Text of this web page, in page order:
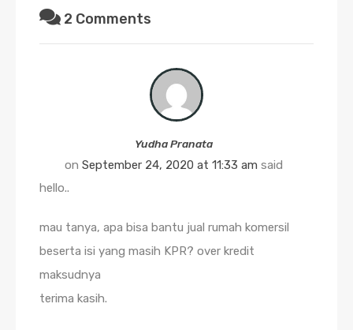
2 Comments
Yudha Pranata
on September 24, 2020 at 11:33 am said
hello..
mau tanya, apa bisa bantu jual rumah komersil
beserta isi yang masih KPR? over kredit
maksudnya
terima kasih.